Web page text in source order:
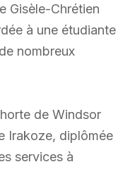
Gisèle-Chrétien
à une étudiante
nombreux
de Windsor
Irakoze, diplômée
services à